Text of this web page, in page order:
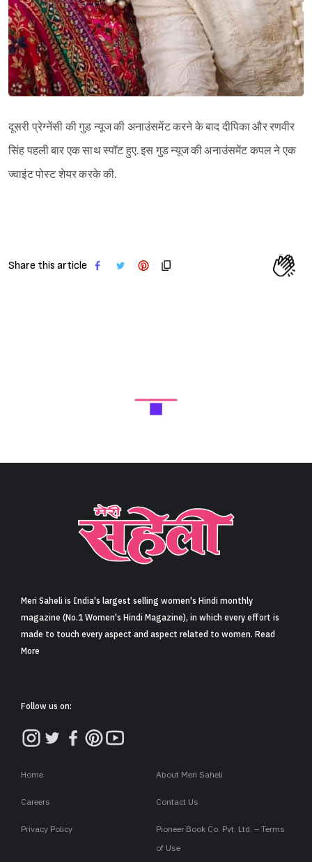
दूसरी प्रेग्नेंसी की गुड न्यूज की अनाउंसमेंट करने के बाद दीपिका और रणवीर
सिंह पहली बार एक साथ स्पॉट हुए. इस गुड न्यूज की अनाउंसमेंट कपल ने एक
ज्वाइंट पोस्ट शेयर करके की.
Share this article
Meri Saheli is India's largest selling women's Hindi monthly
magazine (No.1 Women's Hindi Magazine), in which every effort is
made to touch every aspect and aspect related to women. Read
More
Follow us on:
Home About Meri Saheli
Careers Contact Us
Privacy Policy
Pioneer Book Co. Pvt. Ltd. – Terms
of Use